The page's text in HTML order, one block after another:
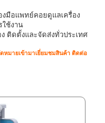
งมือแพทย์คอยดูแลเครื่อง
ใช้งาน
ติดตั้งและจัดส่งทั่วประเทศ
หมายเข้ามาเยี่ยมชมสินค้า ติดต่อ